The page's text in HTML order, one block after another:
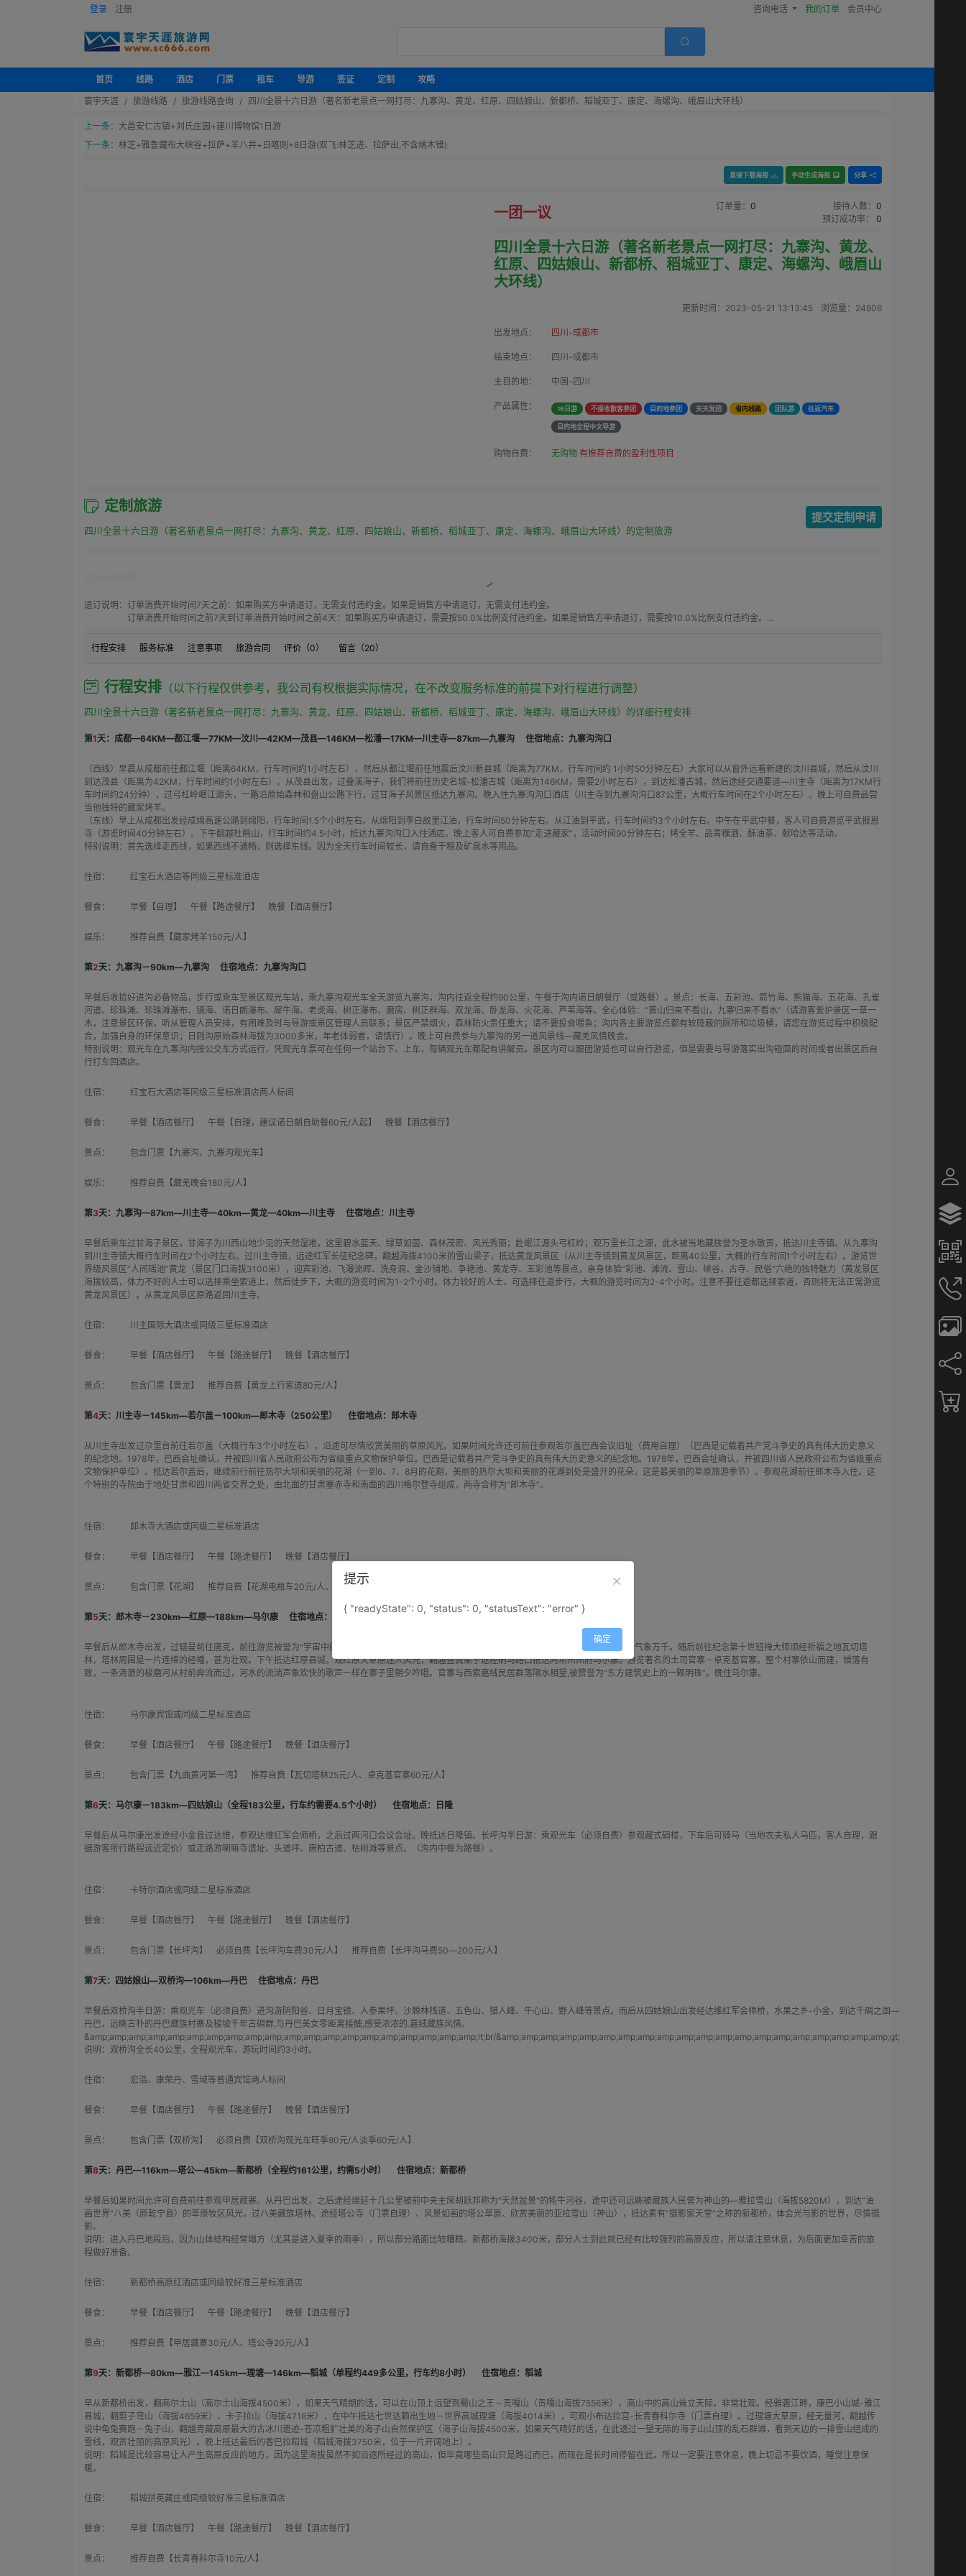
登录 注册 咨询电话 我的订单 会员中心
首页 线路 酒店 门票 租车 导游 签证 定制
攻略
寰宇天涯
旅游线路 旅游线路查询 四川全景十六日游（著名新老景点一网打尽：九寨沟、黄龙、红原、四姑娘山、新都桥、稻城亚丁、康定、海螺沟、峨眉山大环线）
上一条： 大邑安仁古镇+刘氏庄园+建川博物馆1日游
下一条： 林芝+雅鲁藏布大峡谷+拉萨+羊八井+日喀则+8日游(双飞:林芝进、拉萨出,不含纳木错)
直接下载海报 手动生成海报 分享
一团一议 订单量： 0 接待人数： 0
预订成功率：
0
四川全景十六日游（著名新老景点一网打尽：九寨沟、黄龙、
红原、四姑娘山、新都桥、稻城亚丁、康定、海螺沟、峨眉山
大环线）
更新时间： 2023-05-21 13:13:45 浏览量： 24806
出发地点： 四川-成都市
结束地点： 四川-成都市
主目的地： 中国-四川
产品属性： 16日游 不接收散客参团 目的地参团 天天发团 省内线路 团队游 往返汽车
目的地全程中文导游
购物自费： 无购物 有推荐自费的盈利性项目
定制旅游
四川全景十六日游（著名新老景点一网打尽：九寨沟、黄龙、红原、四姑娘山、新都桥、稻城亚丁、康定、海螺沟、峨眉山大环线）的定制旅游
提交定制申请
退订说明： 订单消费开始时间7天之前：如果购买方申请退订，无需支付违约金。如果是销售方申请退订，无需支付违约金。
订单消费开始时间之前7天到订单消费开始时间之前4天：如果购买方申请退订，需要按50.0%比例支付违约金。如果是销售方申请退订，需要按10.0%比例支付违约金。
订单消费开始时间之前1天到订单消费开始时间：如果购买方申请退订，需要按80.0%比例支付违约金。如果是销售方申请退订，需要按20.0%比例支付违约金。
行程安排 服务标准 注意事项 旅游合同 评价（0） 留言（20）
行程安排 （以下行程仅供参考，我公司有权根据实际情况，在不改变服务标准的前提下对行程进行调整）
四川全景十六日游（著名新老景点一网打尽：九寨沟、黄龙、红原、四姑娘山、新都桥、稻城亚丁、康定、海螺沟、峨眉山大环线）的详细行程安排
第1天：成都—64KM—都江堰—77KM—汶川—42KM—茂县—146KM—松潘—17KM—川主寺—87km—九寨沟 住宿地点：九寨沟沟口
（西线）早晨从成都前往都江堰（距离64KM，行车时间约1小时左右），然后从都江堰前往地震后汶川新县城（距离为77KM，行车时间约 1小时50分钟左右）大家可以从窗外远看新建的汶川县城，然后从汶川
到达茂县（距离为42KM，行车时间约1小时左右）。从茂县出发，过叠溪海子，我们将前往历史名城-松潘古城（距离为146KM，需要2小时左右），到达松潘古城，然后途经交通要道―川主寺（距离为17KM行
车时间约24分钟），过弓杠岭岷江源头，一路沿原始森林和盘山公路下行，过甘海子风景区抵达九寨沟。晚入住九寨沟沟口酒店（川主寺到九寨沟沟口87公里，大概行车时间在2个小时左右）。晚上可自费品尝
当他独特的藏家烤羊。
（东线）早上从成都出发经成绵高速公路到绵阳，行车时间1.5个小时左右。从绵阳到李白故里江油，行车时间50分钟左右。从江油到平武，行车时间约3个小时左右。中午在平武中餐，客人可自费游览平武报恩
寺（游览时间40分钟左右）。下午翻越杜鹃山，行车时间约4.5小时，抵达九寨沟沟口入住酒店。晚上客人可自费参加“走进藏家”，活动时间90分钟左右；烤全羊、品青稞酒、酥油茶、献哈达等活动。
特别说明：首先选择走西线，如果西线不通畅，则选择东线。因为全天行车时间较长，请自备干粮及矿泉水等用品。
住宿： 红宝石大酒店等同级三星标准酒店
餐食： 早餐【自理】 午餐【路途餐厅】 晚餐【酒店餐厅】
娱乐： 推荐自费【藏家烤羊150元/人】
第2天：九寨沟－90km—九寨沟 住宿地点：九寨沟沟口
早餐后收拾好进沟必备物品，步行或乘车至景区观光车站，乘九寨沟观光车全天游览九寨沟，沟内往返全程约90公里，午餐于沟内诺日朗餐厅（或路餐）。景点：长海、五彩池、箭竹海、熊猫海、五花海、孔雀
河道、珍珠滩、珍珠滩瀑布、镜海、诺日朗瀑布、犀牛海、老虎海、树正瀑布、磨房、树正群海、双龙海、卧龙海、火花海、芦苇海等。全心体验：“黄山归来不看山，九寨归来不看水”（请游客爱护景区一草一
木，注意景区环保，听从管理人员安排，有困难及时与导游或景区管理人员联系；景区严禁烟火，森林防火责任重大；请不要投食喂鱼；沟内各主要游览点都有较隐蔽的厕所和垃圾桶，请您在游览过程中积极配
合，加强自身的环保意识；日则沟原始森林海拔为3000多米，年老体弱者，请慎行）。晚上可自费参与九寨沟的另一道风景线—藏羌风情晚会。
特别说明：观光车在九寨沟内按公交车方式运行，凭观光车票可在任何一个站台下、上车，每辆观光车都配有讲解员。景区内可以跟团游览也可以自行游览，但是需要与导游落实出沟碰面的时间或者出景区后自
行打车回酒店。
住宿： 红宝石大酒店等同级三星标准酒店两人标间
餐食： 早餐【酒店餐厅】 午餐【自理，建议诺日朗自助餐60元/人起】 晚餐【酒店餐厅】
景点： 包含门票【九寨沟、九寨沟观光车】
娱乐： 推荐自费【藏羌晚会180元/人】
第3天：九寨沟—87km—川主寺—40km—黄龙—40km—川主寺 住宿地点：川主寺
早餐后乘车过甘海子景区，甘海子为川西山地少见的天然湿地，这里碧水蓝天、绿草如茵、森林茂密、风光秀丽；赴岷江源头弓杠岭；观万里长江之源，此水被当地藏族誉为圣水敬贡，抵达川主寺镇。从九寨沟
到川主寺镇大概行车时间在2个小时左右。过川主寺镇，远途红军长征纪念碑，翻越海拨4100米的雪山梁子，抵达黄龙风景区（从川主寺镇到黄龙风景区，距离40公里，大概的行车时间1个小时左右）。游览世
界级风景区“人间瑶池”黄龙（景区门口海拔3100米），迎宾彩池、飞瀑流晖、洗身洞、金沙铺地、争艳池、黄龙寺、五彩池等景点，亲身体验“彩池、滩流、雪山、峡谷、古寺、民俗”六绝的独特魅力（黄龙景区
海拨较高，体力不好的人士可以选择乘坐索道上，然后徒步下，大概的游览时间为1-2个小时。体力较好的人士，可选择往返步行，大概的游览时间为2-4个小时。注意不要往返都选择索道，否则将无法正常游览
黄龙风景区）。从黄龙风景区原路返回川主寺。
住宿： 川主国际大酒店或同级三星标准酒店
餐食： 早餐【酒店餐厅】 午餐【路途餐厅】 晚餐【酒店餐厅】
景点： 包含门票【黄龙】 推荐自费【黄龙上行索道80元/人】
第4天：川主寺－145km—若尔盖－100km—郎木寺（250公里） 住宿地点：郎木寺
从川主寺出发过尕里台前往若尔盖（大概行车3个小时左右），沿途可尽情欣赏美丽的草原风光。如果时间允许还可前往参观若尔盖巴西会议旧址（费用自理）（巴西是记载着共产党斗争史的具有伟大历史意义
的纪念地。1978年，巴西会址确认，并被四川省人民政府公布为省级重点文物保护单位。巴西是记载着共产党斗争史的具有伟大历史意义的纪念地。1978年，巴西会址确认，并被四川省人民政府公布为省级重点
文物保护单位）。抵达若尔盖后，继续前行前往热尔大坝和美丽的花湖（一到6、7、8月的花期，美丽的热尔大坝和美丽的花湖到处是盛开的花朵，这是最美丽的草原旅游季节）。参观花湖前往郎木寺入住。这
个特别的寺院由于地处甘肃和四川两省交界之处，由北面的甘肃塞赤寺和南面的四川格尔登寺组成，两寺合称为“郎木寺”。
住宿： 郎木寺大酒店或同级二星标准酒店
餐食： 早餐【酒店餐厅】 午餐【路途餐厅】 晚餐【酒店餐厅】
景点： 包含门票【花湖】 推荐自费【花湖电瓶车20元/人、巴西会议旧址15元/人】
第5天：郎木寺－230km—红原—188km—马尔康 住宿地点：马尔康
早餐后从郎木寺出发，过辖曼前往唐克，前往游览被誉为"宇宙中的庄严幻影"的九曲黄河第一湾，看清澈的河流水势平缓，蓝天白云，如诗如画，气象万千。随后前往纪念第十世班禅大师颂经祈福之地瓦切塔
林，塔林周围是一片连绵的经幡，甚为壮观。下午抵达红原县城。观红原大草原迷人风光，翻越查真梁子途经刷马路口抵达阿坝州州府马尔康。游览著名的土司官寨－卓克基官寨。整个村寨依山而建，错落有
致，一条清澈的梭磨河从村前奔流而过，河水的流淌声象欢快的歌声一样在寨子里朝夕吟唱。官寨与西索嘉绒民居群落隔水相望,被赞誉为“东方建筑史上的一颗明珠”。晚住马尔康。
住宿： 马尔康宾馆或同级二星标准酒店
餐食： 早餐【酒店餐厅】 午餐【路途餐厅】 晚餐【酒店餐厅】
景点： 包含门票【九曲黄河第一湾】 推荐自费【瓦切塔林25元/人、卓克基官寨60元/人】
第6天：马尔康－183km—四姑娘山（全程183公里，行车约需要4.5个小时） 住宿地点：日隆
早餐后从马尔康出发途经小金县过达维，参观达维红军会师桥，之后过两河口会议会址。晚抵达日隆镇。长坪沟半日游：乘观光车（必须自费）参观藏式碉楼，下车后可骑马（当地农夫私人马匹，客人自理，跟
据游客所行路程远近定价）或走路游喇嘛寺遗址、头道坪、唐柏古道、枯树滩等景点。（沟内中餐为路餐）。
住宿： 卡特尔酒店或同级二星标准酒店
餐食： 早餐【酒店餐厅】 午餐【路途餐厅】 晚餐【酒店餐厅】
景点： 包含门票【长坪沟】 必须自费【长坪沟车费30元/人】 推荐自费【长坪沟马费50―200元/人】
第7天：四姑娘山—双桥沟—106km—丹巴 住宿地点：丹巴
早餐后双桥沟半日游：乘观光车（必须自费）进沟游阴阳谷、日月宝镜、人参果坪、沙棘林栈道、五色山、猎人峰、牛心山、野人峰等景点。而后从四姑娘山出发经达维红军会师桥，水果之乡-小金，到达千碉之国—
丹巴，远眺古朴的丹巴藏族村寨及梭坡千年古碉群,与丹巴美女零距离接触,感受浓浓的.嘉绒藏族风情。
&amp;amp;amp;amp;amp;amp;amp;amp;amp;amp;amp;amp;amp;amp;amp;amp;amp;amp;amp;amp;lt;br/&amp;amp;amp;amp;amp;amp;amp;amp;amp;amp;amp;amp;amp;amp;amp;amp;amp;amp;amp;amp;gt;
说明：双桥沟全长40公里，全程观光车，游玩时间约3小时。
住宿： 宏浩、康荣丹、雪域等普通宾馆两人标间
餐食： 早餐【酒店餐厅】 午餐【路途餐厅】 晚餐【酒店餐厅】
景点： 包含门票【双桥沟】 必须自费【双桥沟观光车旺季80元/人淡季60元/人】
第8天：丹巴—116km—塔公—45km—新都桥（全程约161公里，约需5小时） 住宿地点：新都桥
早餐后如果时间允许可自费前往参观甲居蔵寨。从丹巴出发，之后途经绵延十几公里被前中央主席胡跃邦称为"天然盆景"的牦牛河谷，途中还可远眺被藏族人民誉为神山的—雅拉雪山（海拔5820M），到达“油
画世界”八美（原乾宁县）的草原牧区风光，过八美藏族塔林、途经塔公寺（门票自理）、风景如画的塔公草原、欣赏美丽的亚拉雪山（神山），抵达素有“摄影家天堂”之称的新都桥，体会光与影的世界，尽情摄
影。
说明：进入丹巴地段后，因为山体结构经常塌方（尤其是进入夏季的雨季），所以部分路面比较糟糕。新都桥海拨3400米，部分人士到此就已经有比较强烈的高原反应，所以请注意休息，为后面更加幸苦的旅
程做好准备。
住宿： 新都桥高原红酒店或同级较好准三星标准酒店
餐食： 早餐【酒店餐厅】 午餐【路途餐厅】 晚餐【酒店餐厅】
景点： 推荐自费【甲居藏寨30元/人、塔公寺20元/人】
第9天：新都桥—80km—雅江—145km—理塘—146km—稻城（单程约449多公里，行车约8小时） 住宿地点：稻城
早从新都桥出发，翻高尔士山（高尔士山海拔4500米），如果天气晴朗的话，可以在山顶上远望到蜀山之王－贡嘎山（贡嘎山海拔7556米），高山中的高山耸立天际，非常壮观。经雅砻江畔，康巴小山城-雅江
县城，翻剪子弯山（海拔4659米）、卡子拉山（海拔4718米），在中午抵达七世达赖出生地－世界高城理塘（海拔4014米），可观小布达拉宫-长青春科尔寺（门票自理）。过理塘大草原，经无量河，翻越传
说中龟兔赛跑－兔子山，翻越青藏高原最大的古冰川遗迹-苍凉粗犷壮美的海子山自然保护区（海子山海拔4500米，如果天气晴好的话，在此透过一望无际的海子山山顶的乱石群滩，看到天边的一排雪山组成的
雪线，观赏壮丽的高原风光）。晚上抵达最后的香巴拉稻城（稻城海拨3750米，位于一片开阔地上）。
说明：稻城是比较容易让人产生高原反应的地方，因为这里海拔虽然不如沿途所经过的高山，但毕竟哪些高山只是路过而已，而现在是长时间停留在此。所以一定要注意休息，晚上切忌不要饮酒，睡觉注意保
暖。
住宿： 稻城拼英藏庄或同级较好准三星标准酒店
餐食： 早餐【酒店餐厅】 午餐【路途餐厅】 晚餐【酒店餐厅】
景点： 推荐自费【长青春科尔寺10元/人】
提示
{ "readyState": 0, "status": 0, "statusText": "error" }
确定